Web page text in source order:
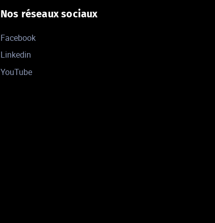
Nos réseaux sociaux
Facebook
Linkedin
YouTube